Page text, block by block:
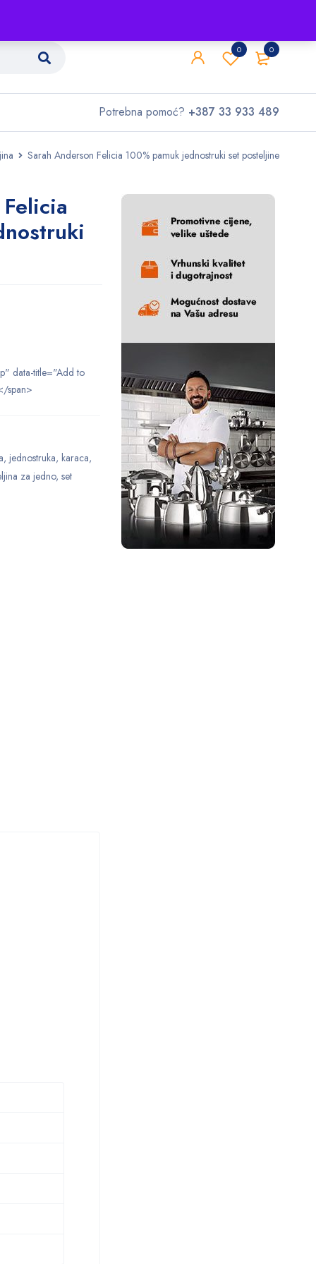
0
0
Potrebna pomoć? +387 33 933 489
Sarah Anderson Felicia 100% pamuk jednostruki set posteljine
data-title="Add to
span>
, jednostruka, karaca,
za jedno, set